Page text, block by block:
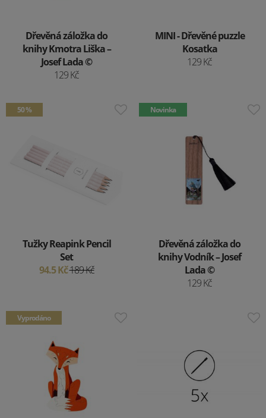
Dřevěná záložka do
knihy Kmotra Liška –
Josef Lada ©
129 Kč
MINI - Dřevěné puzzle
Kosatka
129 Kč
50 %
Tužky Reapink Pencil
Set
94.5 Kč189 Kč
Novinka
Dřevěná záložka do
knihy Vodník – Josef
Lada ©
129 Kč
Vyprodáno